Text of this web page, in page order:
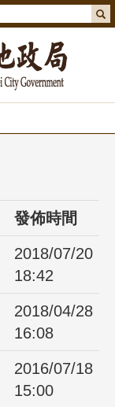
發佈時間
2018/07/20
18:42
2018/04/28
16:08
2016/07/18
15:00